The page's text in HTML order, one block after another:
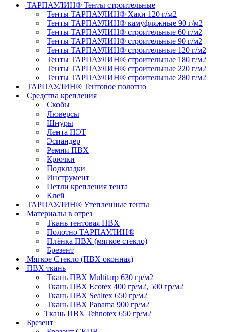
ТАРПАУЛИН® Тенты строительные
Тенты ТАРПАУЛИН® Хаки 120 г/м2
Тенты ТАРПАУЛИН® камуфляжные 90 г/м2
Тенты ТАРПАУЛИН® строительные 60 г/м2
Тенты ТАРПАУЛИН® строительные 90 г/м2
Тенты ТАРПАУЛИН® строительные 120 г/м2
Тенты ТАРПАУЛИН® строительные 180 г/м2
Тенты ТАРПАУЛИН® строительные 220 г/м2
Тенты ТАРПАУЛИН® строительные 280 г/м2
ТАРПАУЛИН® Тентовое полотно
Средства крепления
Скобы
Люверсы
Шнуры
Лента ПЭТ
Эспандер
Ремни ПВХ
Крючки
Подкладки
Инструмент
Петли крепления тента
Клей
ТАРПАУЛИН® Утепленные тенты
Материалы в отрез
Ткань тентовая ПВХ
Полотно ТАРПАУЛИН®
Плёнка ПВХ (мягкое стекло)
Брезент
Мягкое Стекло (ПВХ оконная)
ПВХ ткань
Ткань ПВХ Multitarp 630 гр/м2
Ткань ПВХ Ecotex 400 гр/м2, 500 гр/м2
Ткань ПВХ Sealtex 650 гр/м2
Ткань ПВХ Panama 900 гр/м2
Ткань ПВХ Tehnotex 650 гр/м2
Брезент